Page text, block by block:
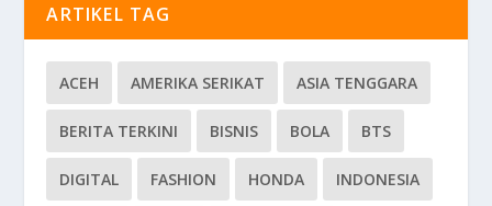
ARTIKEL TAG
ACEH AMERIKA SERIKAT ASIA TENGGARA
BERITA TERKINI BISNIS BOLA BTS
DIGITAL FASHION HONDA INDONESIA